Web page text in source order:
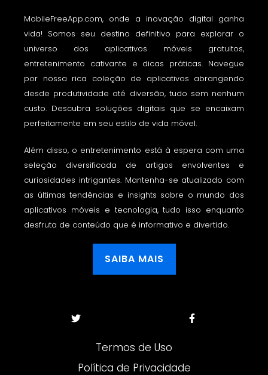
MobileFreeApp.com, onde a inovação digital ganha
vida! Somos seu destino definitivo para explorar o
universo dos aplicativos móveis gratuitos,
entretenimento cativante e dicas práticas. Navegue
por nossa rica coleção de aplicativos abrangendo
desde produtividade até diversão, tudo sem nenhum
custo. Descubra soluções digitais que se encaixam
perfeitamente em seu estilo de vida móvel.
Além disso, o entretenimento está à espera com uma
seleção diversificada de artigos envolventes e
curiosidades intrigantes. Mantenha-se atualizado com
as últimas tendências e insights sobre o mundo dos
aplicativos móveis e tecnologia, tudo isso enquanto
desfruta de conteúdo que é informativo e divertido.
SAIBA MAIS
Termos de Uso
Política de Privacidade